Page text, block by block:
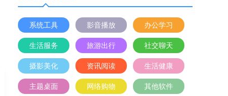
系统工具 影音播放 办公学习
生活服务 旅游出行 社交聊天
摄影美化 资讯阅读 生活健康
主题桌面 网络购物 其他软件